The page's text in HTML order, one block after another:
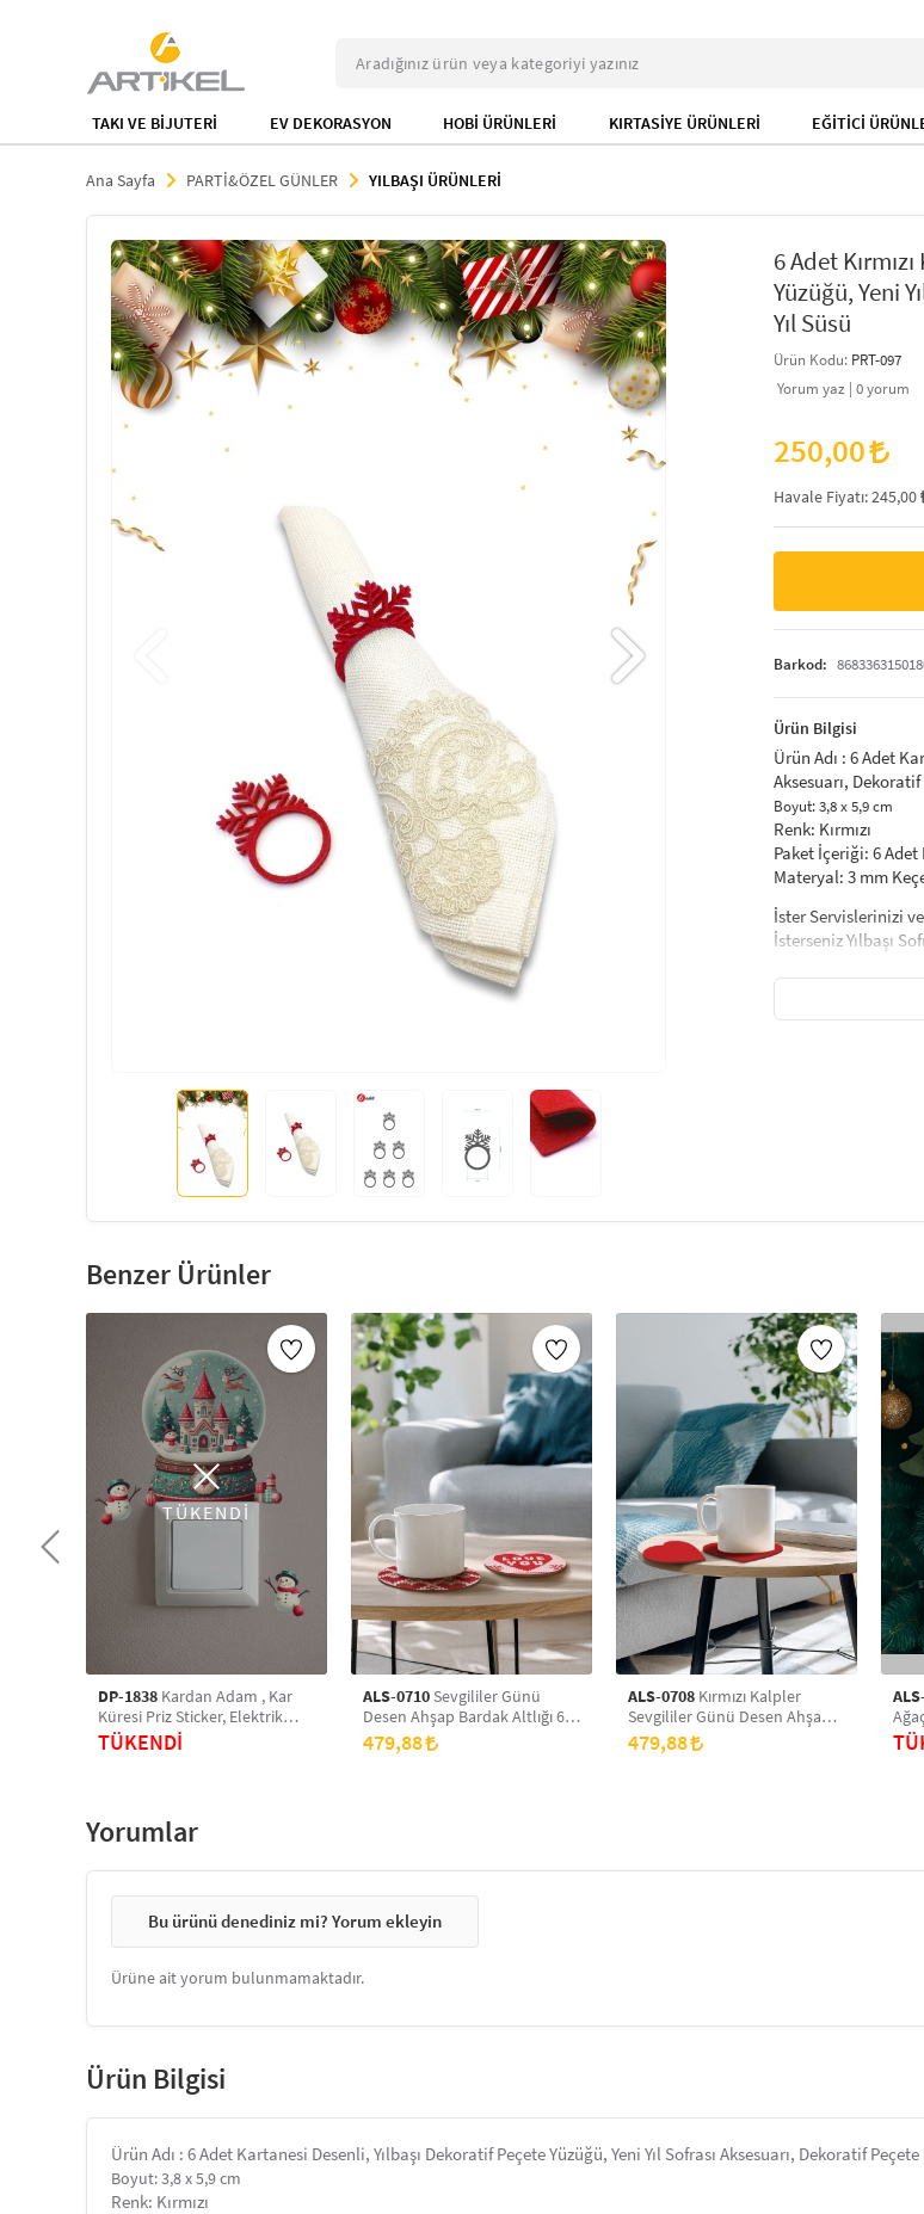
TAKI VE BİJUTERİ EV DEKORASYON HOBİ ÜRÜNLERİ KIRTASİYE ÜRÜNLERİ EĞİTİCİ
Ana Sayfa PARTİ&ÖZEL GÜNLER YILBAŞI ÜRÜNLERİ
6 Adet
Yüzüğü, Yeni
Yıl Süsü
Ürün Kodu: PRT-097
Yorum yaz | 0yorum
250,00
Havale Fiyatı:245,00
Barkod:
Ürün Bilgisi
Ürün Adı : 6 Adet
Aksesuarı, Dekoratif
Boyut: 3,8 x 5,9 cm
Renk: Kırmızı
Paket İçeriği: 6 Adet
Materyal: 3 mm
İster Servislerinizi
İsterseniz Yılbaşı
Yılbaşı
sofralarınıza renk
seçebilirsiniz.
Benzer Ürünler
TÜKENDİ
DP-1838 Kardan Adam , Kar
Küresi Priz Sticker, Elektrik
Düğmesi Sticker ,Çıkartma 2
Adet
TÜKENDİ
ALS-0710 Sevgililer Günü
Desen Ahşap Bardak Altlığı 6'lı
Takım, Ofis Aksesuarı, Masa
Üzeri Koruyucu Altlık
479,88
ALS-0708 Kırmızı Kalpler
Sevgililer Günü Desen Ahşap
Bardak Altlığı 6'lı Takım, Ofis
Aksesuarı, Masa Üzeri
479,88
Yorumlar
Bu ürünü denediniz mi? Yorum ekleyin
Ürüne ait yorum bulunmamaktadır.
Ürün Bilgisi
Ürün Adı : 6 Adet Kartanesi Desenli, Yılbaşı Dekoratif Peçete Yüzüğü, Yeni Yıl Sofrası Aksesuarı, Dekoratif Peçete
Boyut: 3,8 x 5,9 cm
Renk: Kırmızı